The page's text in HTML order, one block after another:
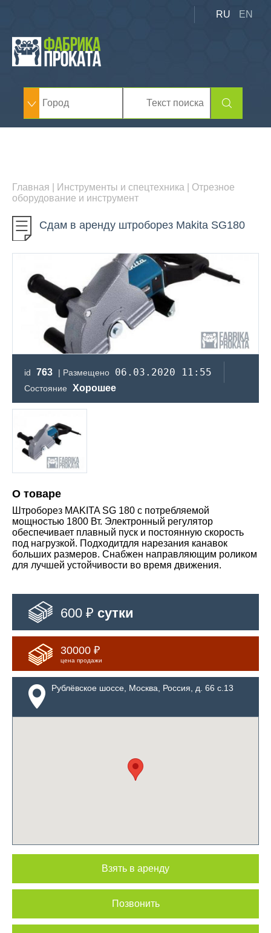
RU EN
Главная Инструменты и спецтехника
Отрезное
оборудование и инструмент
Сдам в аренду штроборез Makita SG180
id 763 | Размещено 06.03.2020 11:55
Состояние Хорошее
О товаре
Штроборез MAKITA SG 180 с потребляемой
мощностью 1800 Вт. Электронный регулятор
обеспечивает плавный пуск и постоянную скорость
под нагрузкой. Подходитдля нарезания канавок
больших размеров. Снабжен направляющим роликом
для лучшей устойчивости во время движения.
600 ₽ сутки
30000 ₽
цена продажи
Рублёвское шоссе, Москва, Россия, д. 66 с.13
Взять в аренду
Позвонить